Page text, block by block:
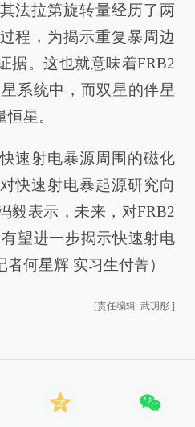
法拉第旋转量经历了两
程，为揭示重复暴周边
据。这也就意味着FRB2
系统中，而双星的伴星
星。
速射电暴源周围的磁化
快速射电暴起源研究向
毅表示，未来，对FRB2
望进一步揭示快速射电
何星辉 实习生付菁）
[责任编辑: 武玥彤 ]